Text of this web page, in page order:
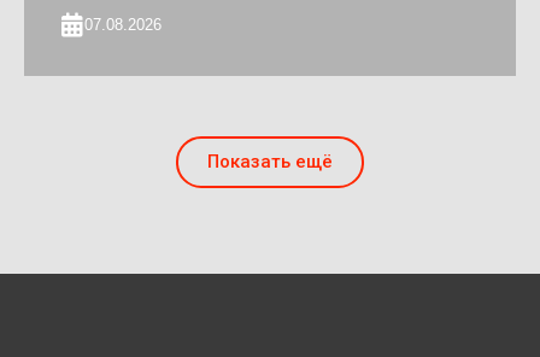
07.08.2026
Показать ещё